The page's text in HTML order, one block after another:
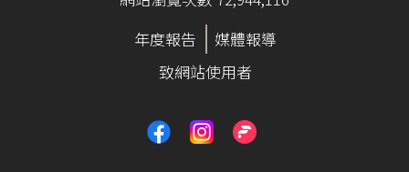
年度報告
媒體報導
致網站使用者